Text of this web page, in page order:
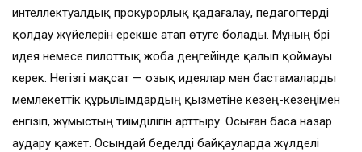
интеллектуалдық прокурорлық қадағалау, педагогтерді
қолдау жүйелерін ерекше атап өтуге болады. Мұның бәрі
идея немесе пилоттық жоба деңгейінде қалып қоймауы
керек. Негізгі мақсат — озық идеялар мен бастамаларды
мемлекеттік құрылымдардың қызметіне кезең-кезеңімен
енгізіп, жұмыстың тиімділігін арттыру. Осыған баса назар
аудару қажет. Осындай беделді байқауларда жүлделі